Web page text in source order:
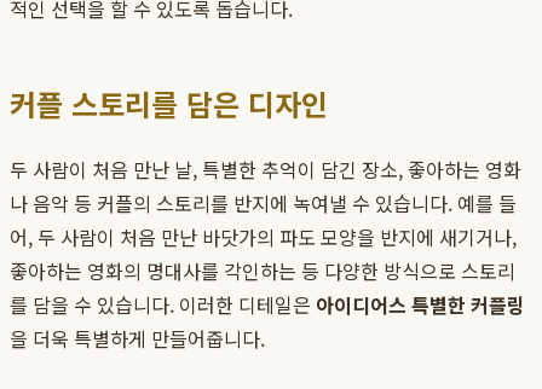
적인 선택을 할 수 있도록 돕습니다.
커플 스토리를 담은 디자인
두 사람이 처음 만난 날, 특별한 추억이 담긴 장소, 좋아하는 영화
나 음악 등 커플의 스토리를 반지에 녹여낼 수 있습니다. 예를 들
어, 두 사람이 처음 만난 바닷가의 파도 모양을 반지에 새기거나,
좋아하는 영화의 명대사를 각인하는 등 다양한 방식으로 스토리
를 담을 수 있습니다. 이러한 디테일은 아이디어스 특별한 커플링
을 더욱 특별하게 만들어줍니다.